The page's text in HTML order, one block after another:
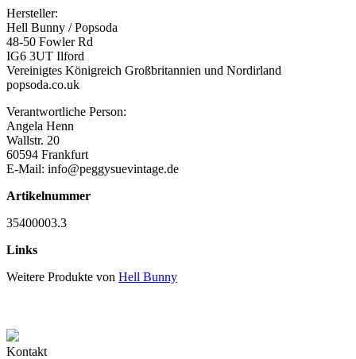
Hersteller:
Hell Bunny / Popsoda
48-50 Fowler Rd
IG6 3UT Ilford
Vereinigtes Königreich Großbritannien und Nordirland
popsoda.co.uk
Verantwortliche Person:
Angela Henn
Wallstr. 20
60594 Frankfurt
E-Mail: info@peggysuevintage.de
Artikelnummer
35400003.3
Links
Weitere Produkte von Hell Bunny
Kontakt